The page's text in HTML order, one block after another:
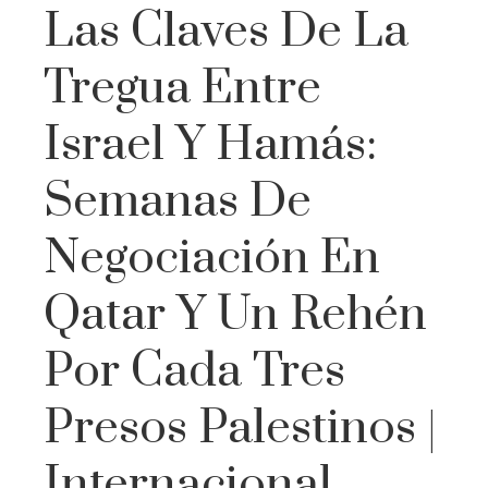
Las Claves De La
Tregua Entre
Israel Y Hamás:
Semanas De
Negociación En
Qatar Y Un Rehén
Por Cada Tres
Presos Palestinos |